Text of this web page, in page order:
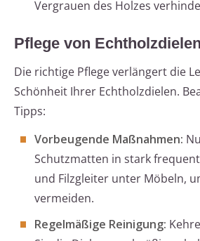
Vergrauen des Holzes
Pflege von Echtholzdielen
Die richtige Pflege verlängert die
Schönheit Ihrer Echtholzdielen.
Tipps:
Vorbeugende Maßnahmen:
Schutzmatten in stark
und Filzgleiter unter Möbeln,
vermeiden.
Regelmäßige Reinigung: